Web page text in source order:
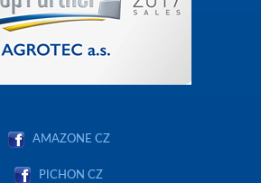
AMAZONE CZ
PICHON CZ